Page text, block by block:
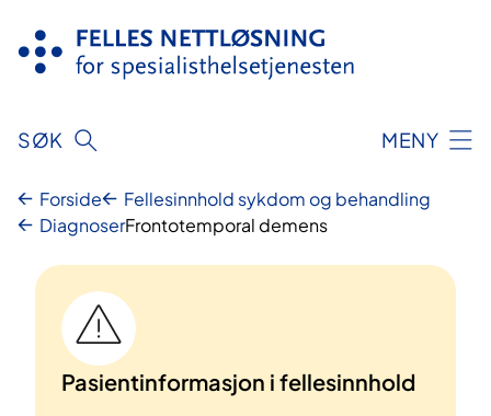
innhold
SØK MENY
Forside
Fellesinnhold sykdom og behandling
DiagnoserFrontotemporal demens
Pasientinformasjon i fellesinnhold